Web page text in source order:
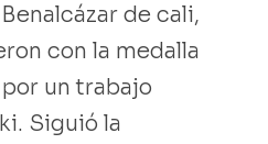
de cali,
con la medalla
un trabajo
Siguió la